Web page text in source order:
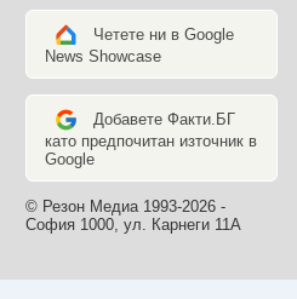
Четете ни в Google
News Showcase
Добавете Факти.БГ
като предпочитан източник в
Google
© Резон Медиа 1993-2026 -
София 1000, ул. Карнеги 11А